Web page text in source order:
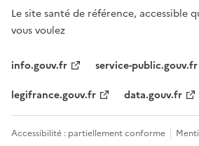
Le site santé de référence, accessible
vous voulez
info.gouv.fr
service-public.gouv.fr
legifrance.gouv.fr
data.gouv.fr
Accessibilité : partiellement conforme